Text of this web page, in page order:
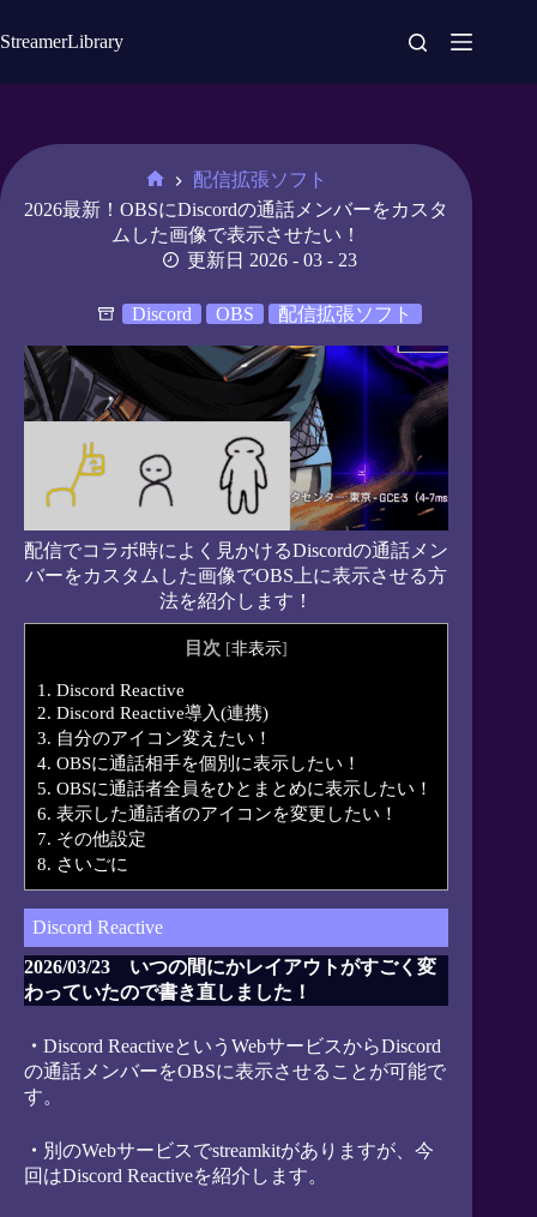
ン
ス
キ
StreamerLibrary
ホ
ー
ム
配信拡張ソフト
2026最新！OBSにDiscordの通話メンバーをカスタ
ムした画像で表示させたい！
更新日 2026 - 03 - 23
Discord OBS 配信拡張ソフト
配信でコラボ時によく見かけるDiscordの通話メン
バーをカスタムした画像でOBS上に表示させる方
法を紹介します！
目次 [非表示]
1. Discord Reactive
2. Discord Reactive導入(連携)
3. 自分のアイコン変えたい！
4. OBSに通話相手を個別に表示したい！
5. OBSに通話者全員をひとまとめに表示したい！
6. 表示した通話者のアイコンを変更したい！
7. その他設定
8. さいごに
Discord Reactive
2026/03/23 いつの間にかレイアウトがすごく変
わっていたので書き直しました！
・ Discord ReactiveというWebサービスからDiscord
の通話メンバーをOBSに表示させることが可能で
す。
・ 別のWebサービスでstreamkitがありますが、今
回はDiscord Reactiveを紹介します。